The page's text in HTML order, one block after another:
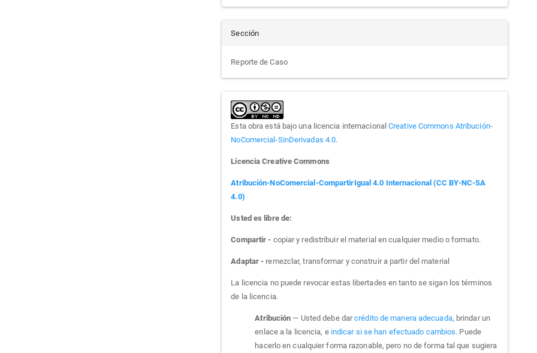
Sección
Reporte de Caso
Esta obra está bajo una licencia internacionalCreative Commons Atribución-
NoComercial-SinDerivadas 4.0.
Licencia Creative Commons
Atribución-NoComercial-CompartirIgual 4.0 Internacional (CC BY-NC-SA
4.0)
Usted es libre de:
Compartir - copiar y redistribuir el material en cualquier medio o formato.
Adaptar - remezclar, transformar y construir a partir del material
La licencia no puede revocar estas libertades en tanto se sigan los términos
de la licencia.
Atribución — Usted debe darcrédito de manera adecuada, brindar un
enlace a la licencia, e indicar si se han efectuado cambios. Puede
hacerlo en cualquier forma razonable, pero no de forma tal que sugiera